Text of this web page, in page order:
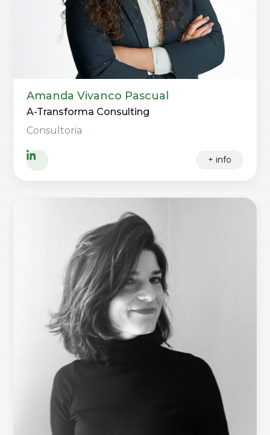
Amanda Vivanco Pascual
A-Transforma Consulting
Consultoria
+ info